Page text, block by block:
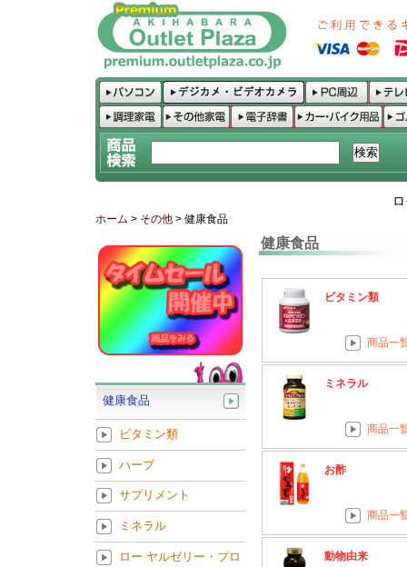
ホーム > その他 > 健康食品
健康食品
ビタミン類
商品一
ミネラル
商品一
お酢
商品一
動物由来
健康食品
ビタミン類
ハーブ
サプリメント
ミネラル
ロー ヤルゼリー・プロ